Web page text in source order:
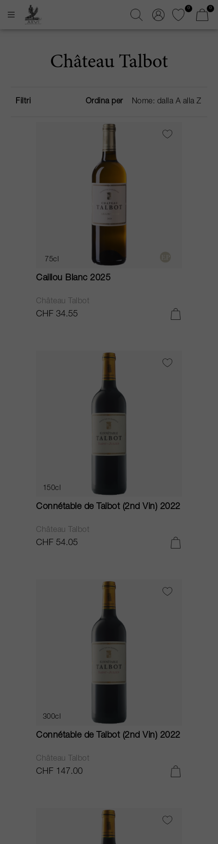
0 0
Château Talbot
Filtri Ordina per
75cl
Caillou Blanc 2025
Château Talbot
CHF 34.55
150cl
Connétable de Talbot (2nd Vin) 2022
Château Talbot
CHF 54.05
300cl
Connétable de Talbot (2nd Vin) 2022
Château Talbot
CHF 147.00